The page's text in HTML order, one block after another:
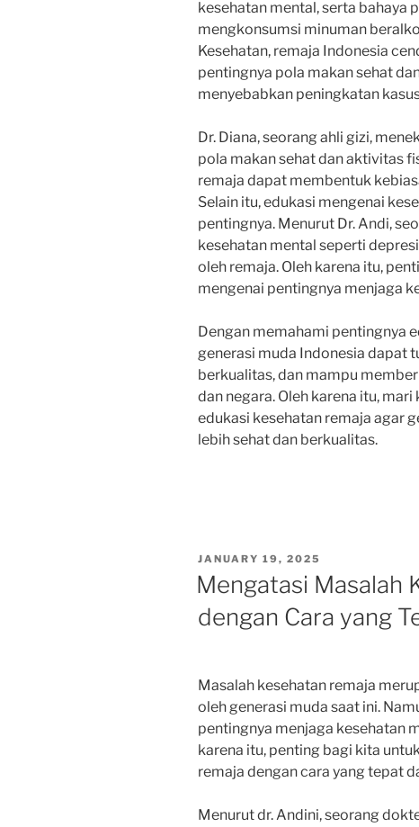
kesehatan mental, serta bahaya
mengkonsumsi minuman
Kesehatan, remaja Indonesia
pentingnya pola makan sehat
menyebabkan peningkatan
Dr. Diana, seorang ahli gizi,
pola makan sehat dan aktivitas
remaja dapat membentuk
Selain itu, edukasi mengenai
pentingnya. Menurut Dr. Andi,
kesehatan mental seperti
oleh remaja. Oleh karena itu,
mengenai pentingnya menjaga
Dengan memahami pentingnya
generasi muda Indonesia dapat
berkualitas, dan mampu
dan negara. Oleh karena itu,
edukasi kesehatan remaja agar
lebih sehat dan berkualitas.
POSTED
JANUARY 19, 2025
Mengatasi Masalah
dengan Cara yang
Masalah kesehatan remaja
oleh generasi muda saat ini.
pentingnya menjaga kesehatan
karena itu, penting bagi kita
remaja dengan cara yang tepat
Menurut dr. Andini, seorang